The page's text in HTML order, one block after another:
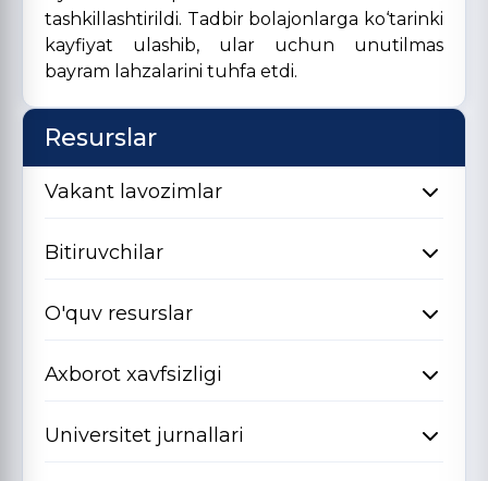
tashkillashtirildi. Tadbir bolajonlarga ko‘tarinki
kayfiyat ulashib, ular uchun unutilmas
bayram lahzalarini tuhfa etdi.
Resurslar
Vakant lavozimlar
Bitiruvchilar
O'quv resurslar
Axborot xavfsizligi
Universitet jurnallari